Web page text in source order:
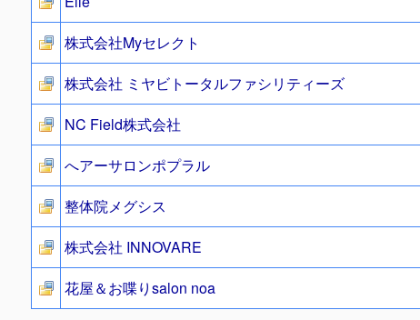
株式会社Myセレクト
株式会社 ミヤビトータルファシリティーズ
NC Field株式会社
へアーサロンポプラル
整体院メグシス
株式会社 INNOVARE
花屋＆お喋りsalon noa